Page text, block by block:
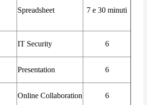
Spreadsheet 7 e 30 minuti
IT Security 6
Presentation 6
Online Collaboration 6